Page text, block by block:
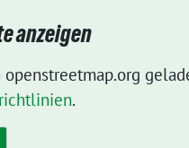
anzeigen
.